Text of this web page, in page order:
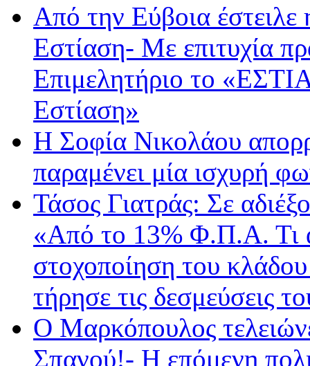
Από την Εύβοια
Εστίαση- Με επιτυχία
Επιμελητήριο το
Εστίαση»
Η Σοφία Νικολάου
παραμένει μία ισχυρή
Τάσος Γιατράς: Σε
«Από το 13% Φ.Π.Α. Τι
στοχοποίηση του
τήρησε τις δεσμεύσεις
Ο Μαρκόπουλος
Σπανού!- Η επόμενη